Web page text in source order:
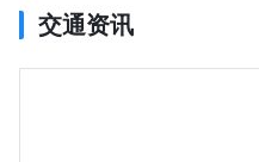
交通资讯